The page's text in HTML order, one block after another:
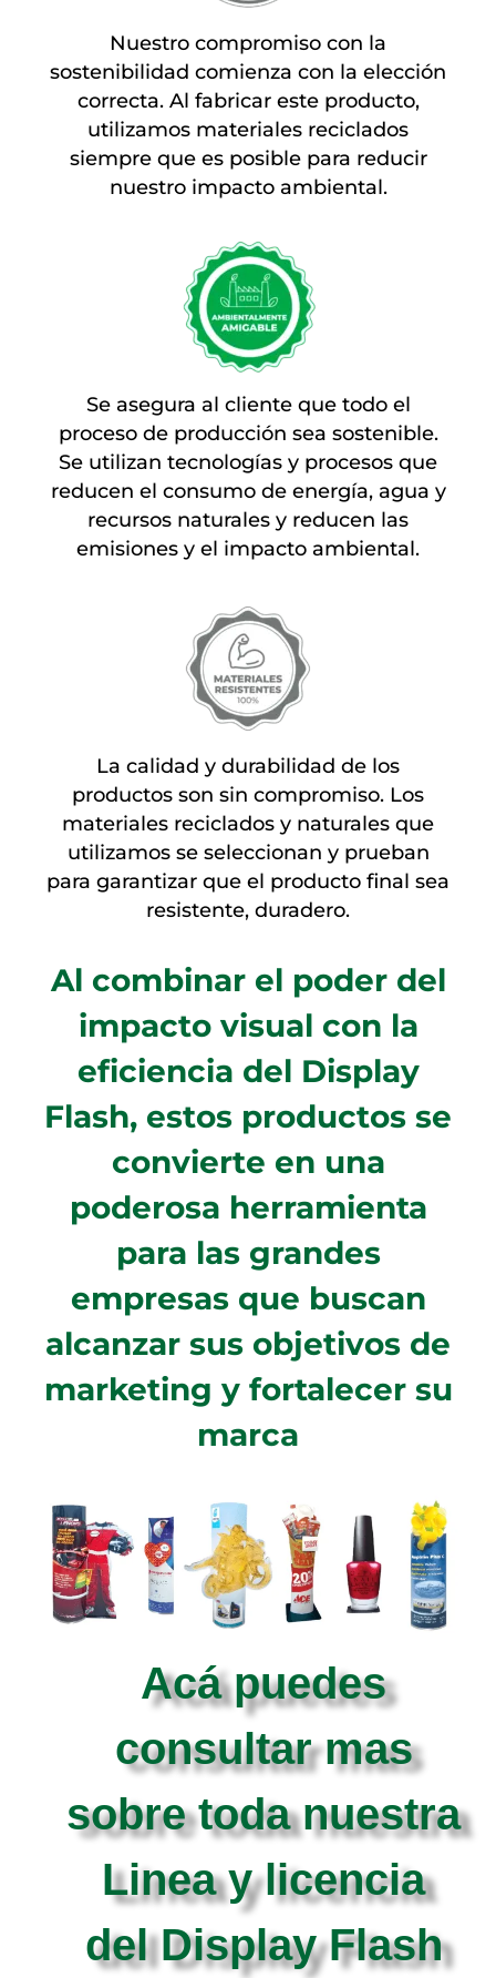
Nuestro compromiso con la
sostenibilidad comienza con la elección
correcta. Al fabricar este producto,
utilizamos materiales reciclados
siempre que es posible para reducir
nuestro impacto ambiental.
Se asegura al cliente que todo el
proceso de producción sea sostenible.
Se utilizan tecnologías y procesos que
reducen el consumo de energía, agua y
recursos naturales y reducen las
emisiones y el impacto ambiental.
La calidad y durabilidad de los
productos son sin compromiso. Los
materiales reciclados y naturales que
utilizamos se seleccionan y prueban
para garantizar que el producto final sea
resistente, duradero.
Al combinar el poder del
impacto visual con la
eficiencia del Display
Flash, estos productos se
convierte en una
poderosa herramienta
para las grandes
empresas que buscan
alcanzar sus objetivos de
marketing y fortalecer su
marca
Acá puedes
consultar mas
sobre toda nuestra
Linea y licencia
del Display Flash